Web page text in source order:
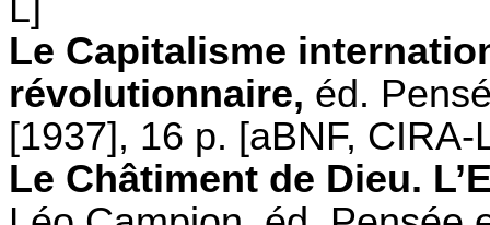
L]
Le Capitalisme
révolutionnaire, éd.
[1937], 16 p. [aBNF, CIRA-
Le Châtiment de Dieu.